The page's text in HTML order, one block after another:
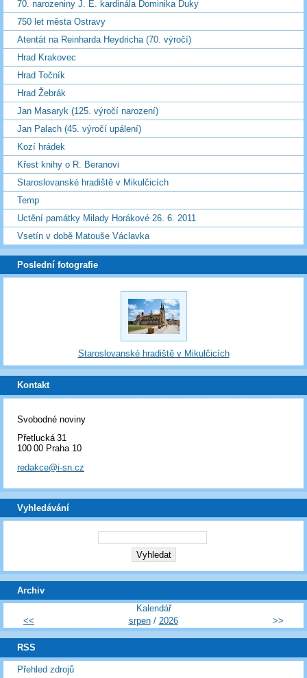
70. narozeniny J. E. kardinála Dominika Duky
750 let města Ostravy
Atentát na Reinharda Heydricha (70. výročí)
Hrad Krakovec
Hrad Točník
Hrad Žebrák
Jan Masaryk (125. výročí narození)
Jan Palach (45. výročí upálení)
Kozí hrádek
Křest knihy o R. Beranovi
Staroslovanské hradiště v Mikulčicích
Temp
Uctění památky Milady Horákové 26. 6. 2011
Vsetín v době Matouše Václavka
Poslední fotografie
Staroslovanské hradiště v Mikulčicích
Kontakt
Svobodné noviny
Přetlucká 31
100 00 Praha 10
redakce@i-sn.cz
Vyhledávání
Archiv
Kalendář
<<
srpen/ 2026 >>
RSS
Přehled zdrojů